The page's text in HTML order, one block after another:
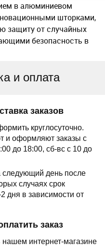
в алюминиевом
шторками,
защиту от случайных
безопасность в
и оплата
заказов
круглосуточно.
и оформляют заказы с
до 18:00, сб-вс с 10 до
следующий день после
случаях срок
дня в зависимости от
заказ
нашем интернет-магазине